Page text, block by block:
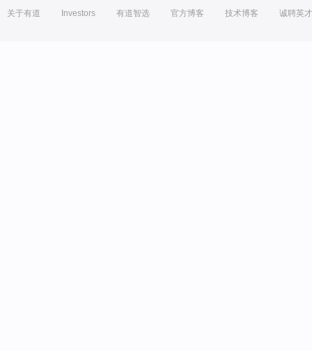
关于有道 Investors 有道智选 官方博客 技术博客 诚聘英才